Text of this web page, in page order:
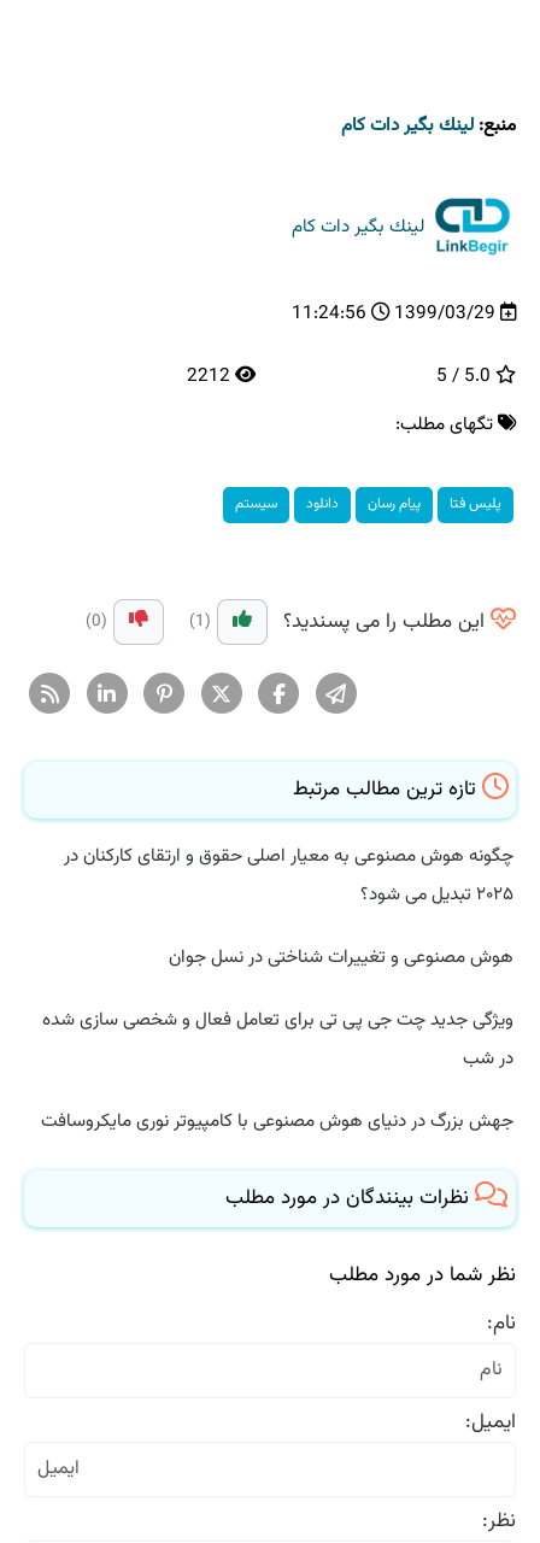
منبع: لینك بگیر دات كام
لینك بگیر دات كام
1399/03/29
11:24:56
تگهای مطلب:
پلیس فتا پیام رسان دانلود سیستم
این مطلب را می پسندید؟ (1)
(0)
تازه ترین مطالب مرتبط
چگونه هوش مصنوعی به معیار اصلی حقوق و ارتقای کارکنان در
۲۰۲۵ تبدیل می شود؟
هوش مصنوعی و تغییرات شناختی در نسل جوان
ویژگی جدید چت جی پی تی برای تعامل فعال و شخصی سازی شده
در شب
جهش بزرگ در دنیای هوش مصنوعی با کامپیوتر نوری مایکروسافت
نظرات بینندگان در مورد مطلب
نظر شما در مورد مطلب
نام:
ایمیل:
نظر: